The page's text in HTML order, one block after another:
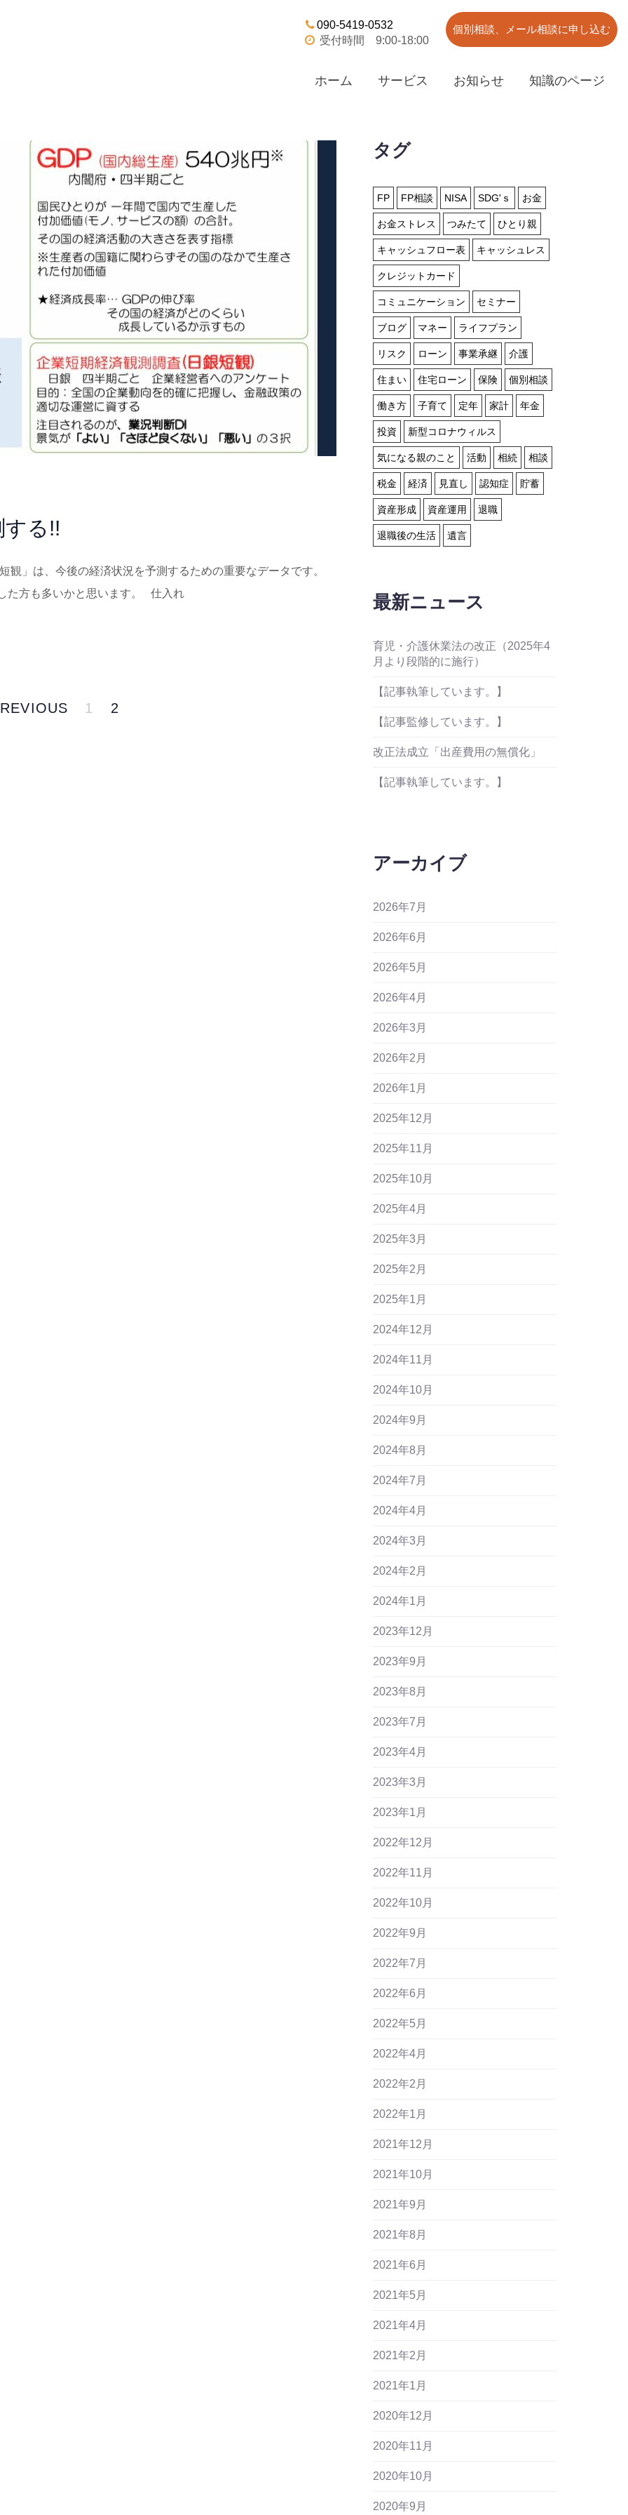
090-5419-0532
受付時間 9:00-18:00
ホーム サービス お知らせ 知識のページ
個別相談、メール相談に申し込む
る!!
観」は、今後の経済状況を予測するための重要なデータです。
た方も多いかと思います。 仕入れ
1 2
タグ
FP FP相談 NISA SDG'ｓ お金
お金ストレス つみたて ひとり親
キャッシュフロー表 キャッシュレス
クレジットカード
コミュニケーション セミナー
ブログ マネー ライフプラン
リスク ローン 事業承継 介護
住まい 住宅ローン 保険 個別相談
働き方 子育て 定年 家計 年金
投資 新型コロナウィルス
気になる親のこと 活動 相続 相談
税金 経済 見直し 認知症 貯蓄
資産形成 資産運用 退職
退職後の生活 遺言
最新ニュース
育児・介護休業法の改正（2025年4
月より段階的に施行）
【記事執筆しています。】
【記事監修しています。】
改正法成立「出産費用の無償化」
【記事執筆しています。】
アーカイブ
2026年7月
2026年6月
2026年5月
2026年4月
2026年3月
2026年2月
2026年1月
2025年12月
2025年11月
2025年10月
2025年4月
2025年3月
2025年2月
2025年1月
2024年12月
2024年11月
2024年10月
2024年9月
2024年8月
2024年7月
2024年4月
2024年3月
2024年2月
2024年1月
2023年12月
2023年9月
2023年8月
2023年7月
2023年4月
2023年3月
2023年1月
2022年12月
2022年11月
2022年10月
2022年9月
2022年7月
2022年6月
2022年5月
2022年4月
2022年2月
2022年1月
2021年12月
2021年10月
2021年9月
2021年8月
2021年6月
2021年5月
2021年4月
2021年2月
2021年1月
2020年12月
2020年11月
2020年10月
2020年9月